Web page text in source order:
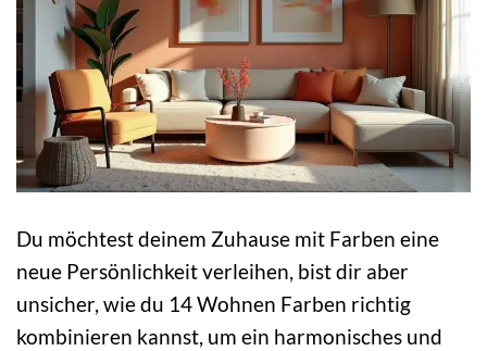
Du möchtest deinem Zuhause mit Farben eine
neue Persönlichkeit verleihen, bist dir aber
unsicher, wie du 14 Wohnen Farben richtig
kombinieren kannst, um ein harmonisches und